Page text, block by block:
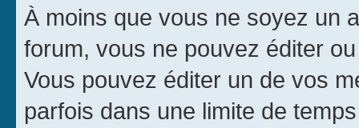
À moins que vous ne soyez un
forum, vous ne pouvez éditer
Vous pouvez éditer un de vos
parfois dans une limite de